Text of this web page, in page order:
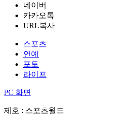
네이버
카카오톡
URL복사
스포츠
연예
포토
라이프
PC 화면
제호 : 스포츠월드